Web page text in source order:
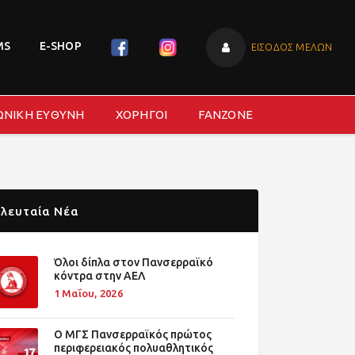
E-SHOP ΕΙΣΟΔΟΣ ΜΕΛΩΝ
ΕΥΘΥΝΗ ΧΟΡΗΓΟΙ FANZONE
Νέα
Όλοι δίπλα στον Πανσερραϊκό
κόντρα στην ΑΕΛ
1 Μαΐου, 2026
O ΜΓΣ Πανσερραϊκός πρώτος
περιφερειακός πολυαθλητικός